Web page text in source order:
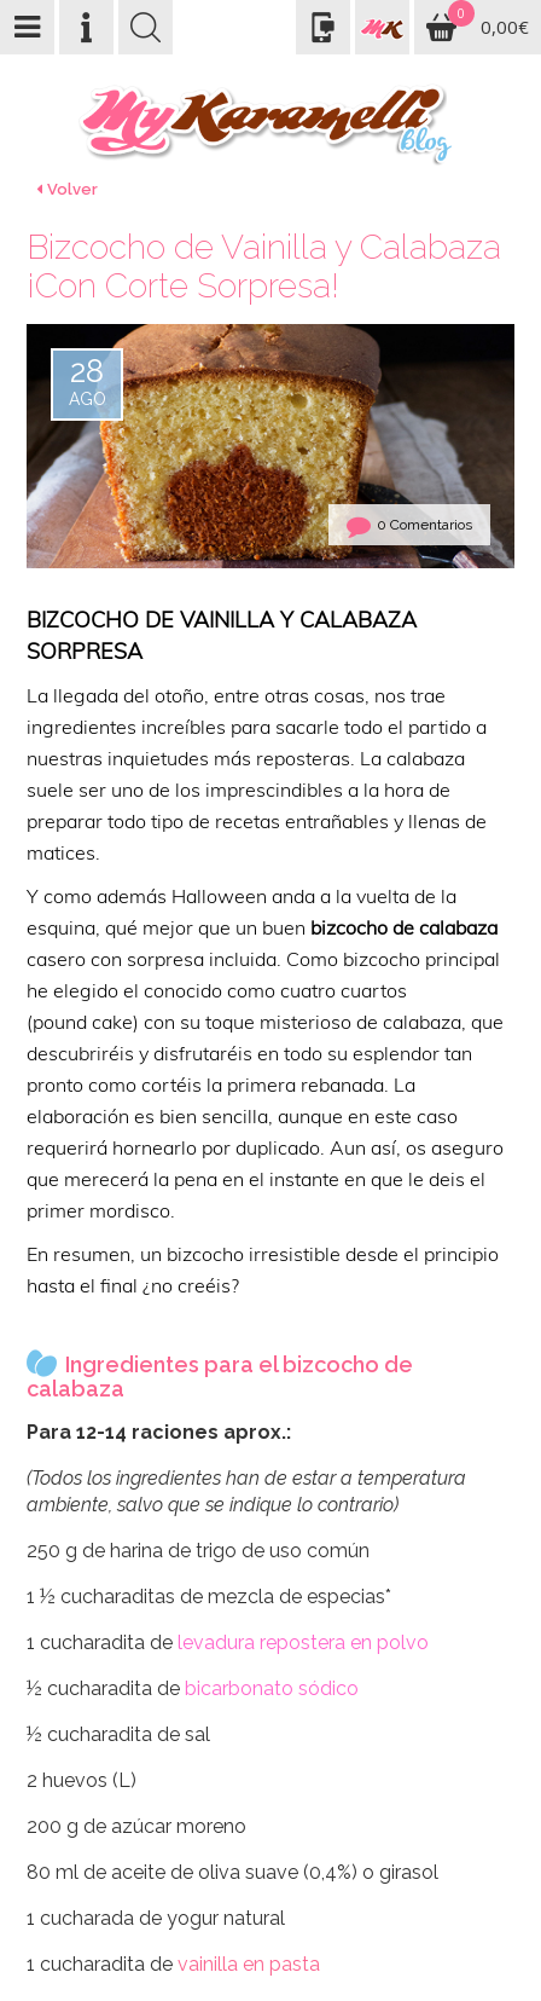
0
0,00€
Volver
Bizcocho de Vainilla y Calabaza
¡Con Corte Sorpresa!
28
AGO
0 Comentarios
BIZCOCHO DE VAINILLA Y CALABAZA
SORPRESA
La llegada del otoño, entre otras cosas, nos trae
ingredientes increíbles para sacarle todo el partido a
nuestras inquietudes más reposteras. La calabaza
suele ser uno de los imprescindibles a la hora de
preparar todo tipo de recetas entrañables y llenas de
matices.
Y como además Halloween anda a la vuelta de la
esquina, qué mejor que un buen bizcocho de calabaza
casero con sorpresa incluida. Como bizcocho principal
he elegido el conocido como cuatro cuartos
(pound cake) con su toque misterioso de calabaza, que
descubriréis y disfrutaréis en todo su esplendor tan
pronto como cortéis la primera rebanada. La
elaboración es bien sencilla, aunque en este caso
requerirá hornearlo por duplicado. Aun así, os aseguro
que merecerá la pena en el instante en que le deis el
primer mordisco.
En resumen, un bizcocho irresistible desde el principio
hasta el final ¿no creéis?
Ingredientes para el bizcocho de
calabaza
Para 12-14 raciones aprox.:
(Todos los ingredientes han de estar a temperatura
ambiente, salvo que se indique lo contrario)
250 g de harina de trigo de uso común
1 ½ cucharaditas de mezcla de especias*
1 cucharadita de levadura repostera en polvo
½ cucharadita de bicarbonato sódico
½ cucharadita de sal
2 huevos (L)
200 g de azúcar moreno
80 ml de aceite de oliva suave (0,4%) o girasol
1 cucharada de yogur natural
1 cucharadita devainilla en pasta